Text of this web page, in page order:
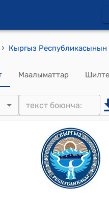
›
Маалыматтар